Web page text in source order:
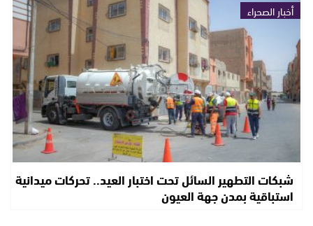
أخبار الصحراء
شبكات التطهير السائل تحت اختبار العيد.. تحركات ميدانية
استباقية بمدن جهة العيون